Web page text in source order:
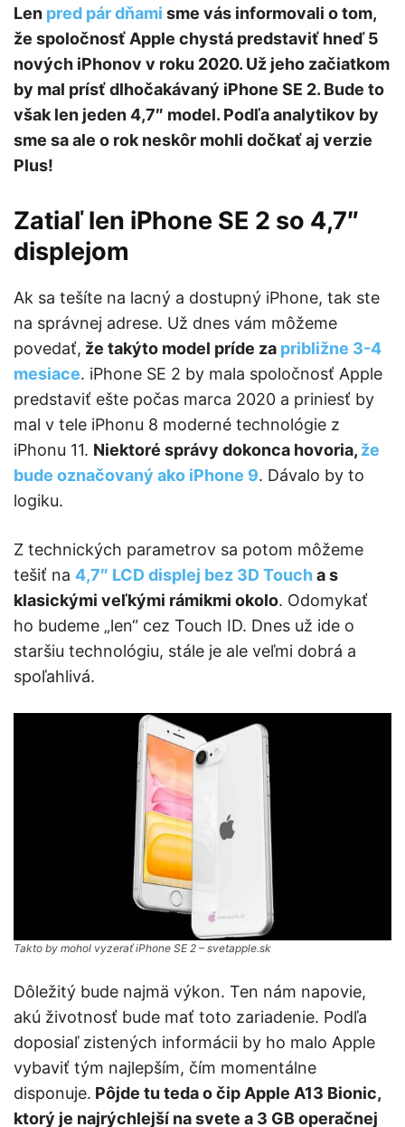
Len pred pár dňami sme vás informovali o tom,
že spoločnosť Apple chystá predstaviť hneď 5
nových iPhonov v roku 2020. Už jeho začiatkom
by mal prísť dlhočakávaný iPhone SE 2. Bude to
však len jeden 4,7″ model. Podľa analytikov by
sme sa ale o rok neskôr mohli dočkať aj verzie
Plus!
Zatiaľ len iPhone SE 2 so 4,7″
displejom
Ak sa tešíte na lacný a dostupný iPhone, tak ste
na správnej adrese. Už dnes vám môžeme
povedať, že takýto model príde za približne 3-4
mesiace. iPhone SE 2 by mala spoločnosť Apple
predstaviť ešte počas marca 2020 a priniesť by
mal v tele iPhonu 8 moderné technológie z
iPhonu 11. Niektoré správy dokonca hovoria, že
bude označovaný ako iPhone 9. Dávalo by to
logiku.
Z technických parametrov sa potom môžeme
tešiť na 4,7″ LCD displej bez 3D Toucha s
klasickými veľkými rámikmi okolo. Odomykať
ho budeme „len“ cez Touch ID. Dnes už ide o
staršiu technológiu, stále je ale veľmi dobrá a
spoľahlivá.
Takto by mohol vyzerať iPhone SE 2 – svetapple.sk
Dôležitý bude najmä výkon. Ten nám napovie,
akú životnosť bude mať toto zariadenie. Podľa
doposiaľ zistených informácii by ho malo Apple
vybaviť tým najlepším, čím momentálne
disponuje. Pôjde tu teda o čip Apple A13 Bionic,
ktorý je najrýchlejší na svete a 3 GB operačnej